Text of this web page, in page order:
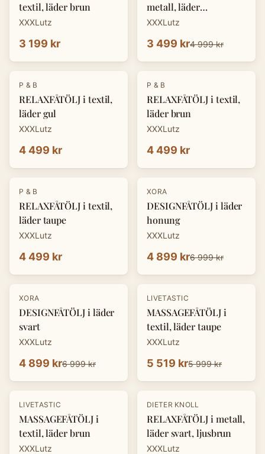
textil, läder brun
XXXLutz
3 199 kr
metall, läder
cognacfärgad
XXXLutz
3 499 kr4 999 kr
P & B
RELAXFÅTÖLJ i textil,
läder gul
XXXLutz
4 499 kr
P & B
RELAXFÅTÖLJ i textil,
läder brun
XXXLutz
4 499 kr
P & B
RELAXFÅTÖLJ i textil,
läder taupe
XXXLutz
4 499 kr
-30%
XORA
DESIGNFÅTÖLJ i läder
honung
XXXLutz
4 899 kr6 999 kr
-30%
XORA
DESIGNFÅTÖLJ i läder
svart
XXXLutz
4 899 kr6 999 kr
- 8%
LIVETASTIC
MASSAGEFÅTÖLJ i
textil, läder taupe
XXXLutz
5 519 kr5 999 kr
LIVETASTIC
MASSAGEFÅTÖLJ i
textil, läder brun
XXXLutz
-30%
DIETER KNOLL
RELAXFÅTÖLJ i metall,
läder svart, ljusbrun
XXXLutz